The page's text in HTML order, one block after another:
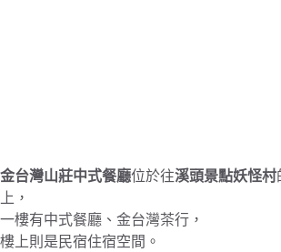
金台灣山莊中式餐廳位於往溪頭景點妖怪村
上，
一樓有中式餐廳、金台灣茶行，
樓上則是民宿住宿空間。